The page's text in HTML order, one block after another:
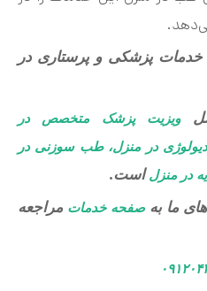
پزشکی و پرستاری در
ویزیت پزشک متخصص در
در منزل، طب سوزنی در
در منزلاست.
ما به صفحه خدمات مراجعه